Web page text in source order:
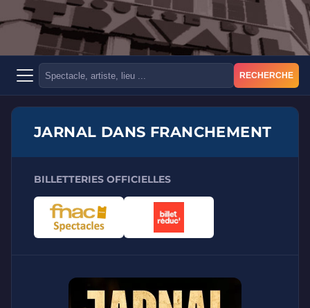
RECHERCHE
JARNAL DANS FRANCHEMENT
BILLETTERIES OFFICIELLES